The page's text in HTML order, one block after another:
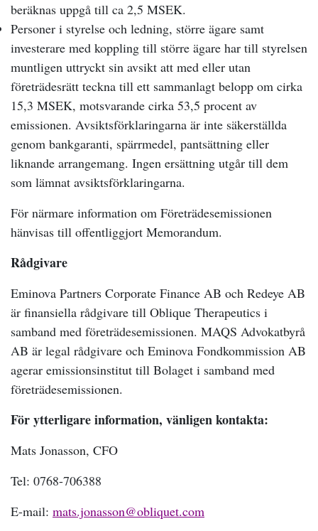
beräknas uppgå till ca 2,5 MSEK.
Personer i styrelse och ledning, större ägare samt
investerare med koppling till större ägare har till styrelsen
muntligen uttryckt sin avsikt att med eller utan
företrädesrätt teckna till ett sammanlagt belopp om cirka
15,3 MSEK, motsvarande cirka 53,5 procent av
emissionen. Avsiktsförklaringarna är inte säkerställda
genom bankgaranti, spärrmedel, pantsättning eller
liknande arrangemang. Ingen ersättning utgår till dem
som lämnat avsiktsförklaringarna.
För närmare information om Företrädesemissionen
hänvisas till offentliggjort Memorandum.
Rådgivare
Eminova Partners Corporate Finance AB och Redeye AB
är finansiella rådgivare till Oblique Therapeutics i
samband med företrädesemissionen. MAQS Advokatbyrå
AB är legal rådgivare och Eminova Fondkommission AB
agerar emissionsinstitut till Bolaget i samband med
företrädesemissionen.
För ytterligare information, vänligen kontakta:
Mats Jonasson, CFO
Tel: 0768-706388
E-mail: mats.jonasson@obliquet.com